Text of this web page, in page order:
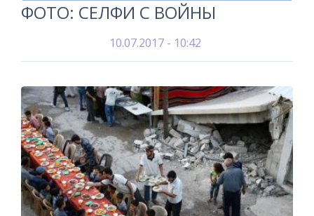
ФОТО: СЕЛФИ С ВОЙНЫ
10.07.2017 - 10:42